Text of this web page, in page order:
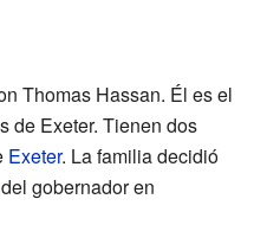
Thomas Hassan. Él es el
de Exeter. Tienen dos
Exeter. La familia decidió
gobernador en